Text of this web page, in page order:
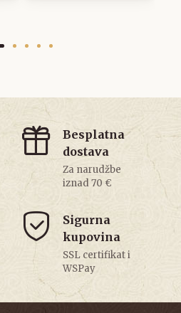
Besplatna
dostava
Za narudžbe
iznad 70 €
Sigurna
kupovina
SSL certifikat i
WSPay